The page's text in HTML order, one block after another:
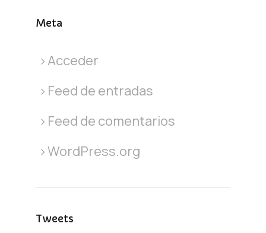
Meta
Acceder
Feed de entradas
Feed de comentarios
WordPress.org
Tweets